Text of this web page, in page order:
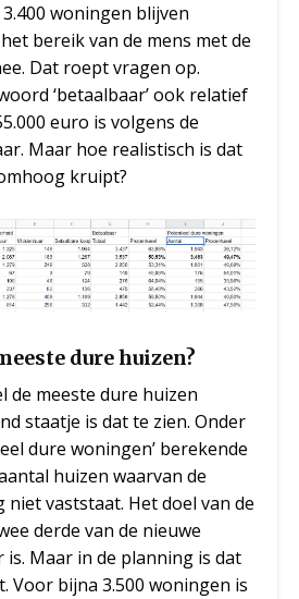
woningen blijven
bereik van de mens met de
Dat roept vragen op.
‘betaalbaar’ ook relatief
euro is volgens de
Maar hoe realistisch is dat
kruipt?
dure huizen?
de meeste dure huizen
staatje is dat te zien. Onder
dure woningen’ berekende
huizen waarvan de
vaststaat. Het doel van de
derde van de nieuwe
is. Maar in de planning is dat
Voor bijna 3.500 woningen is